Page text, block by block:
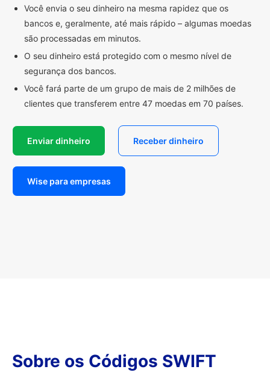
Você envia o seu dinheiro na mesma rapidez que os
bancos e, geralmente, até mais rápido – algumas moedas
são processadas em minutos.
O seu dinheiro está protegido com o mesmo nível de
segurança dos bancos.
Você fará parte de um grupo de mais de 2 milhões de
clientes que transferem entre 47 moedas em 70 países.
Enviar dinheiro Receber dinheiro
Wise para empresas
Sobre os Códigos SWIFT